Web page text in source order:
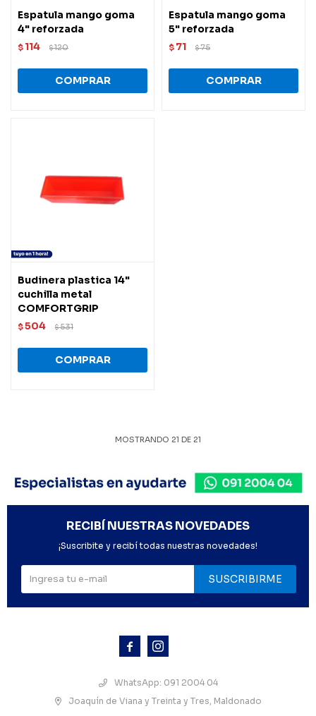
Espatula mango goma
4" reforzada
$ 114 $120
Espatula mango goma
5" reforzada
$ 71 $75
Budinera plastica 14"
cuchilla metal
COMFORTGRIP
$504 $531
MOSTRANDO 21 DE 21
 
WhatsApp: 091 2004 04
Joaquín de Viana y Treinta y Tres, Maldonado
RECIBÍ NUESTRAS NOVEDADES
¡Suscribite y recibí todas nuestras novedades!
SUSCRIBIRME